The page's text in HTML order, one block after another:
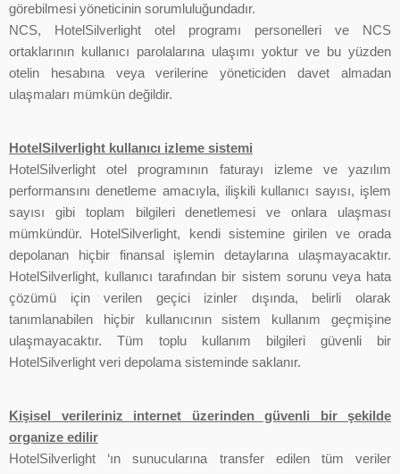
görebilmesi yöneticinin sorumluluğundadır.
NCS, HotelSilverlight otel programı personelleri ve NCS
ortaklarının kullanıcı parolalarına ulaşımı yoktur ve bu yüzden
otelin hesabına veya verilerine yöneticiden davet almadan
ulaşmaları mümkün değildir.
HotelSilverlight kullanıcı izleme sistemi
HotelSilverlight otel programının faturayı izleme ve yazılım
performansını denetleme amacıyla, ilişkili kullanıcı sayısı, işlem
sayısı gibi toplam bilgileri denetlemesi ve onlara ulaşması
mümkündür. HotelSilverlight, kendi sistemine girilen ve orada
depolanan hiçbir finansal işlemin detaylarına ulaşmayacaktır.
HotelSilverlight, kullanıcı tarafından bir sistem sorunu veya hata
çözümü için verilen geçici izinler dışında, belirli olarak
tanımlanabilen hiçbir kullanıcının sistem kullanım geçmişine
ulaşmayacaktır. Tüm toplu kullanım bilgileri güvenli bir
HotelSilverlight veri depolama sisteminde saklanır.
Kişisel verileriniz internet üzerinden güvenli bir şekilde
organize edilir
HotelSilverlight ‘ın sunucularına transfer edilen tüm veriler